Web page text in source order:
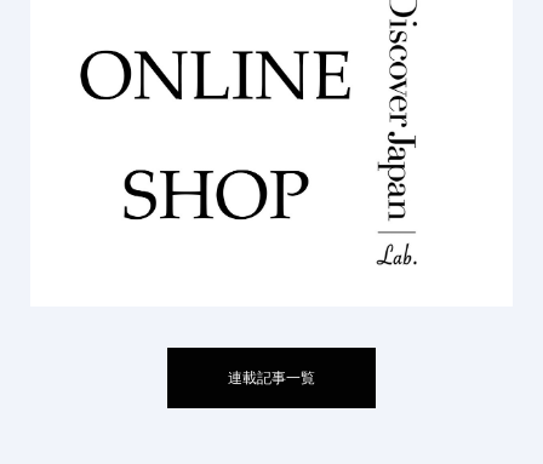
連載記事一覧